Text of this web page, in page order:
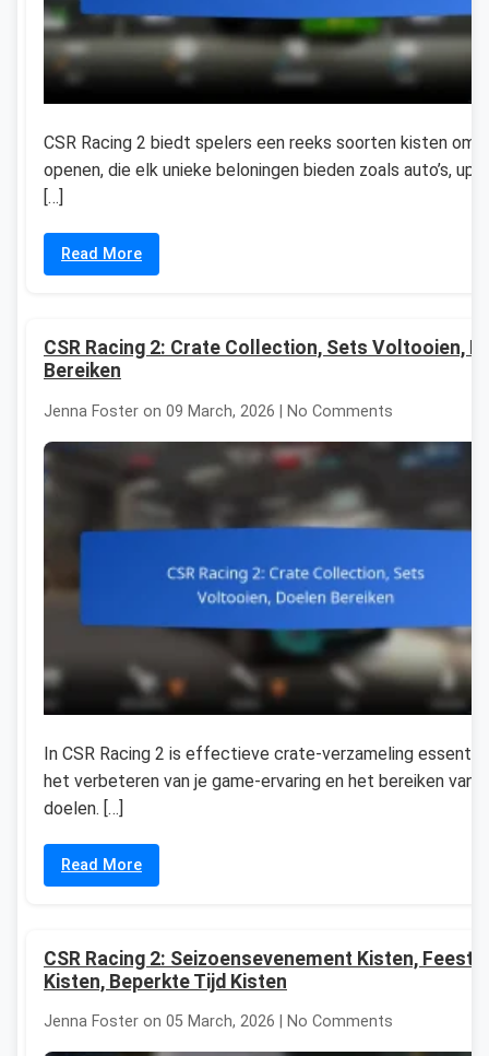
CSR Racing 2 biedt spelers een reeks soorten kisten om
openen, die elk unieke beloningen bieden zoals auto’s,
[…]
Read More
CSR Racing 2: Crate Collection, Sets Voltooien,
Bereiken
Jenna Foster on 09 March, 2026 | No Comments
In CSR Racing 2 is effectieve crate-verzameling
het verbeteren van je game-ervaring en het bereiken van
doelen. […]
Read More
CSR Racing 2: Seizoensevenement Kisten,
Kisten, Beperkte Tijd Kisten
Jenna Foster on 05 March, 2026 | No Comments